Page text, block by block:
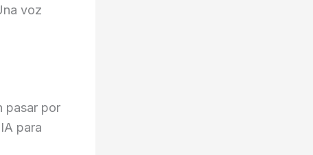
voz
pasar por
para